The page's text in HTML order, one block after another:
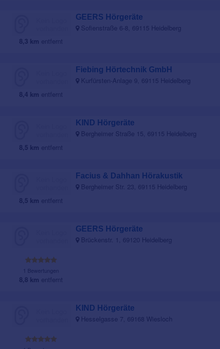
8,3 km entfernt
GEERS Hörgeräte
Sofienstraße 6-8, 69115 Heidelberg
8,4 km entfernt
Fiebing Hörtechnik GmbH
Kurfürsten-Anlage 9, 69115 Heidelberg
8,5 km entfernt
KIND Hörgeräte
Bergheimer Straße 15, 69115 Heidelberg
8,5 km entfernt
Facius & Dahhan Hörakustik
Bergheimer Str. 23, 69115 Heidelberg
1 Bewertungen
8,8 km entfernt
GEERS Hörgeräte
Brückenstr. 1, 69120 Heidelberg
KIND Hörgeräte
Hesselgasse 7, 69168 Wiesloch